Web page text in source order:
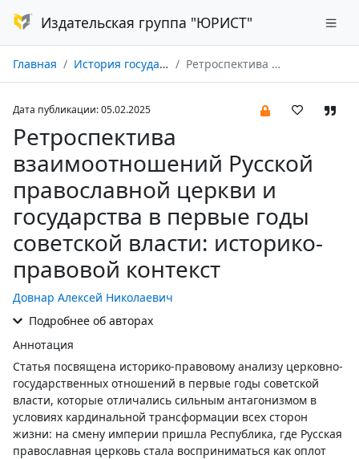
Издательская группа "ЮРИСТ"
Главная История государства и права № 02/2025 Ретроспектива взаимоотношений Русской православной церкви и государства в первые годы советской власти: историко-правовой контекст
Дата публикации: 05.02.2025
Ретроспектива
взаимоотношений Русской
православной церкви и
государства в первые годы
советской власти: историко-
правовой контекст
Довнар Алексей Николаевич
Подробнее об авторах
Аннотация
Статья посвящена историко-правовому анализу церковно-
государственных отношений в первые годы советской
власти, которые отличались сильным антагонизмом в
условиях кардинальной трансформации всех сторон
жизни: на смену империи пришла Республика, где Русская
православная церковь стала восприниматься как оплот